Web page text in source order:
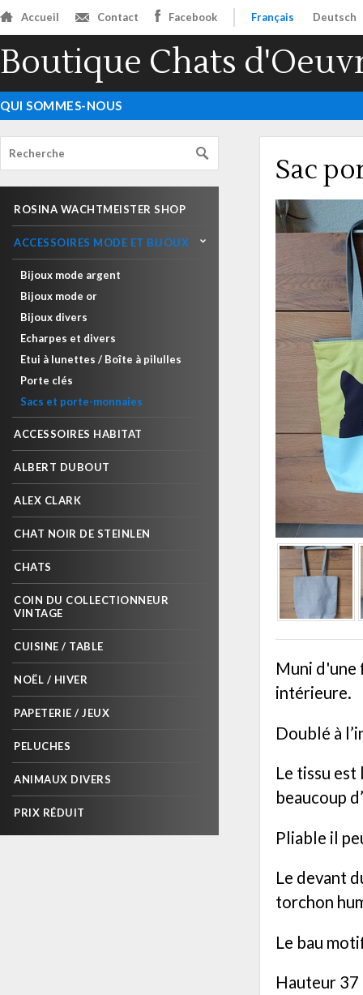
Accueil Contact Facebook Français Deutsch
Boutique Chats
QUI SOMMES-NOUS
ROSINA WACHTMEISTER SHOP
ACCESSOIRES MODE ET BIJOUX
Bijoux mode argent
Bijoux mode or
Bijoux divers
Echarpes et divers
Etui à lunettes / Boîte à pilulles
Porte clés
Sacs et porte-monnaies
ACCESSOIRES HABITAT
ALBERT DUBOUT
ALEX CLARK
CHAT NOIR DE STEINLEN
CHATS
COIN DU COLLECTIONNEUR
VINTAGE
CUISINE / TABLE
NOËL / HIVER
PAPETERIE / JEUX
PELUCHES
ANIMAUX DIVERS
PRIX RÉDUIT
Sac
Muni d'une
intérieure.
Doublé à
Le tissu
beaucoup
Pliable il
Le devant
torchon
Le bau
Hauteur 37